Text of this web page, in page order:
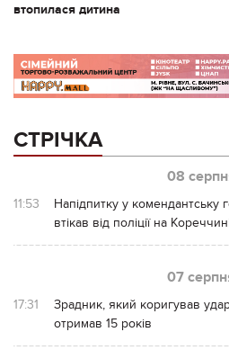
втопилася дитина
СТРІЧКА
08
11:53
Напідпитку у комендантську
втікав від поліції на
07
17:31
Зрадник, який коригував
отримав 15 років